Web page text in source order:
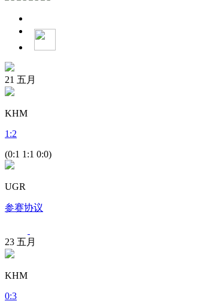
21 五月
KHM
1 :2
(0:1 1:1 0:0)
UGR
参赛协议
23 五月
KHM
0:3